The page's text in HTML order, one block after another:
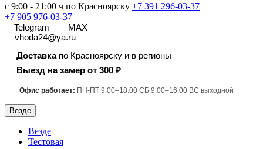
с 9:00 - 21:00 ч по Красноярску +7 391 296-03-37
+7 905 976-03-37
Telegram
MAX
vhoda24@ya.ru
Доставкапо Красноярску и в регионы
Выезд на замер от 300 ₽
Офис работает: ПН-ПТ 9:00–18:00 СБ 9:00–16:00 ВС выходной
Везде
Везде
Тестовая